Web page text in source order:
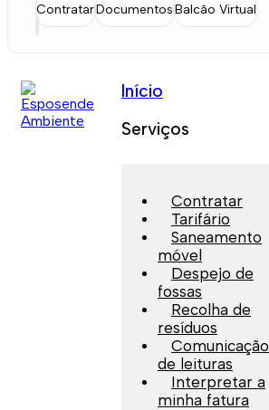
ContratarDocumentosBalcão Virtual
Início
Serviços
Contratar
Tarifário
Saneamento
móvel
Despejo de
fossas
Recolha de
resíduos
Comunicação
de leituras
Interpretar a
minha fatura